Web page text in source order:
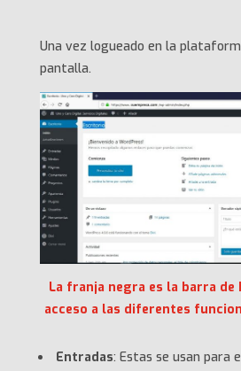
Una vez logueado en la
pantalla.
La franja negra es la barra
acceso a las diferentes
Entradas: Estas se usan para